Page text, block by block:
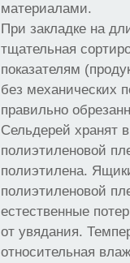
материалами.
При закладке на
тщательная
показателям
без механических
правильно
Сельдерей хранят
полиэтиленовой
полиэтилена.
полиэтиленовой
естественные
от увядания.
относительная